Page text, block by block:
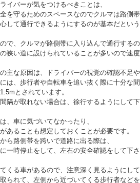
イバーが気をつけるべきことは、
を守るためのスペースなのでクルマは路側
して通行できるようにするのが基本だとい
で、クルマが路側帯に入り込んで通行する
狭い道に設けられていることが多いので速
主な原因は、ドライバーの視覚の確認不足
は、歩行者や自転車を追い抜く際に十分な
とされています。
隔が取れない場合は、徐行するようにして
、車に気づいてなかったり、
あることも想定しておくことが必要です。
ら路側帯を跨いで道路に出る際は、
一時停止をして、左右の安全確認をして下
くる車があるので、注意深く見るようにし
られて、左側から近づいてくる歩行者など